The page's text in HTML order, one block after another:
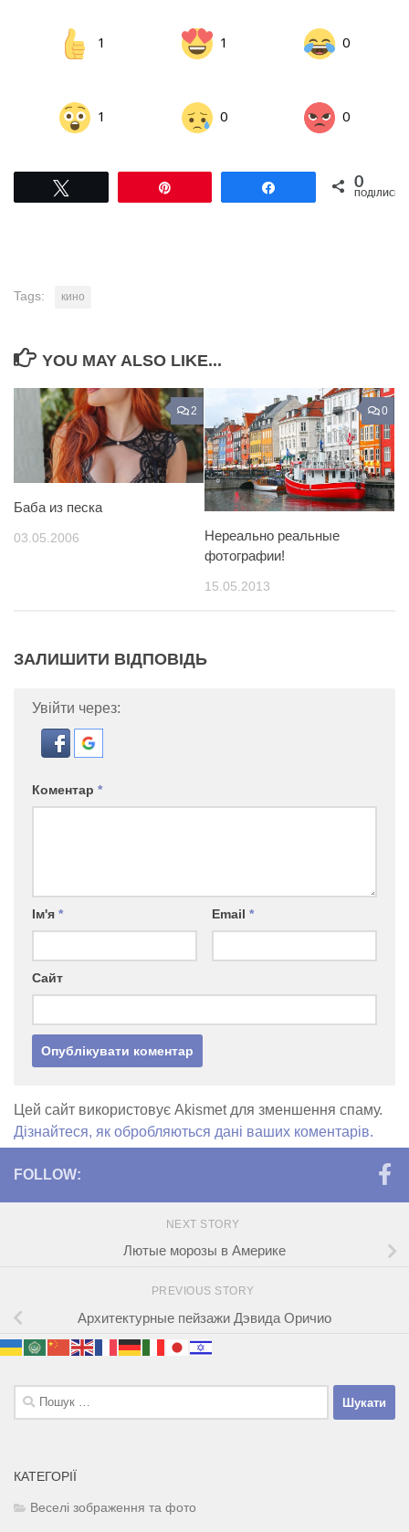
1 1 0
1 0 0
Поділитися0
ПОДІЛИСЬ
Tags: кино
YOU MAY ALSO LIKE...
2
Баба из песка
03.05.2006
0
Нереально реальные
фотографии!
15.05.2013
ЗАЛИШИТИ ВІДПОВІДЬ
Увійти через:
Коментар *
Ім'я * Email *
Сайт
Цей сайт використовує Akismet для зменшення спаму.
Дізнайтеся, як обробляються дані ваших коментарів.
FOLLOW:
NEXT STORY
Лютые морозы в Америке
PREVIOUS STORY
Архитектурные пейзажи Дэвида Оричио
Пошук:
КАТЕГОРІЇ
Веселі зображення та фото